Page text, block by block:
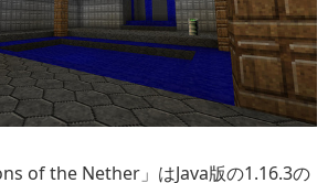
of the Nether」はJava版の1.16.3の